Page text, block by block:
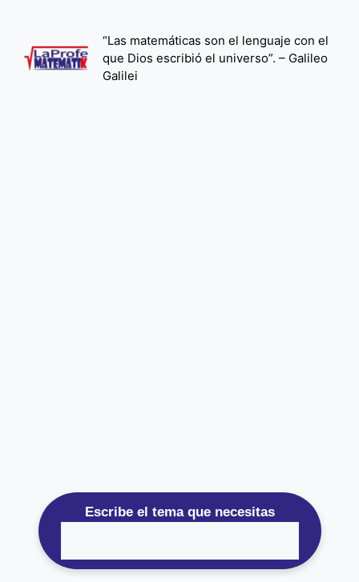
contenido
“Las matemáticas son el lenguaje con el
que Dios escribió el universo”. – Galileo
Galilei
Escribe el tema que necesitas